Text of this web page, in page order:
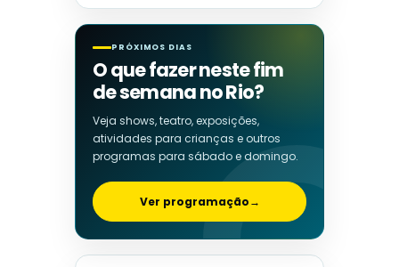
PRÓXIMOS DIAS
O que fazer neste fim
de semana no Rio?
Veja shows, teatro, exposições,
atividades para crianças e outros
programas para sábado e domingo.
Ver programação→